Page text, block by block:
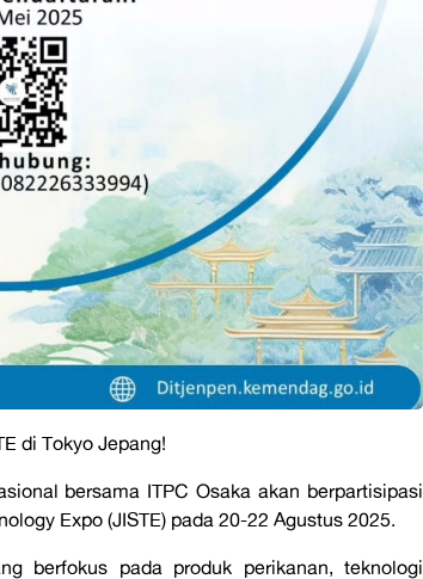
di Tokyo Jepang!
bersama ITPC Osaka akan berpartisipasi
Expo (JISTE) pada 20-22 Agustus 2025.
berfokus pada produk perikanan, teknologi